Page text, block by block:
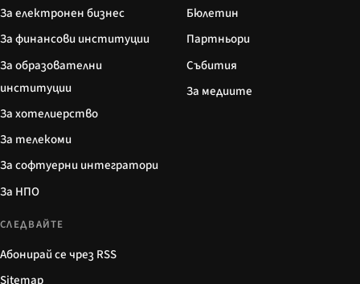
За електронен бизнес
За финансови институции
За образователни
институции
За хотелиерство
За телекоми
За софтуерни интегратори
За НПО
Бюлетин
Партньори
Събития
За медиите
СЛЕДВАЙТЕ
Абонирай се чрез RSS
Sitemap